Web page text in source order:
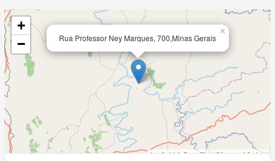
Rua Professor Ney Marques, 700,Minas Gerais
×
+
−
Leaflet| ©OpenStreetMapcontributors